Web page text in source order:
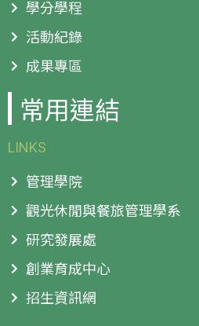
學分學程
活動紀錄
成果專區
常用連結
LINKS
管理學院
觀光休閒與餐旅管理學系
研究發展處
創業育成中心
招生資訊網